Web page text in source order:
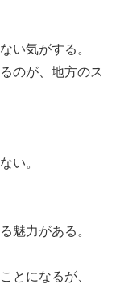
い気がする。
のが、地方のス
い。
魅力がある。
とになるが、